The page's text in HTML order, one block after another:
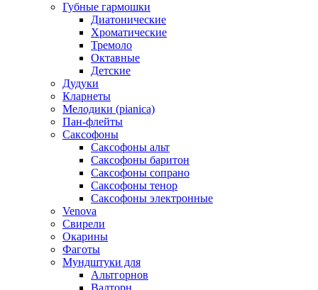
Губные гармошки
Диатонические
Хроматические
Тремоло
Октавные
Детские
Дудуки
Кларнеты
Мелодики (pianica)
Пан-флейты
Саксофоны
Саксофоны альт
Саксофоны баритон
Саксофоны сопрано
Саксофоны тенор
Саксофоны электронные
Venova
Свирели
Окарины
Фаготы
Мундштуки для
Альтгорнов
Валторн